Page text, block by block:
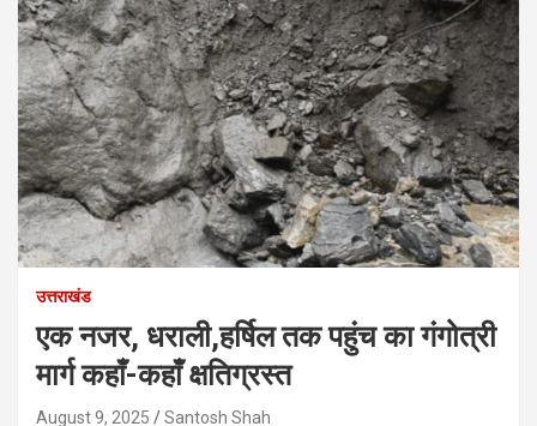
उत्तराखंड
एक नजर, धराली,हर्षिल तक पहुंच का गंगोत्री
मार्ग कहाँ-कहाँ क्षतिग्रस्त
August 9, 2025 Santosh Shah